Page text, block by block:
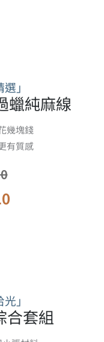
」
蠟純麻線
幾塊錢
有質感
」
合套組